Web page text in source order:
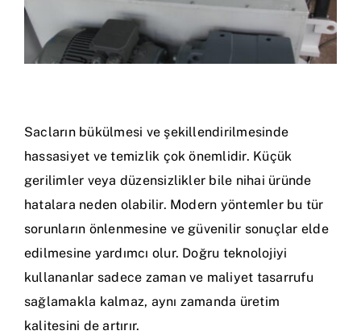
Sacların bükülmesi ve şekillendirilmesinde
hassasiyet ve temizlik çok önemlidir. Küçük
gerilimler veya düzensizlikler bile nihai üründe
hatalara neden olabilir. Modern yöntemler bu tür
sorunların önlenmesine ve güvenilir sonuçlar elde
edilmesine yardımcı olur. Doğru teknolojiyi
kullananlar sadece zaman ve maliyet tasarrufu
sağlamakla kalmaz, aynı zamanda üretim
kalitesini de artırır.